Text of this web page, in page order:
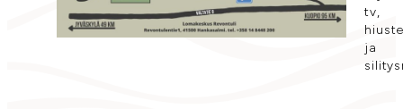
tv,
ja